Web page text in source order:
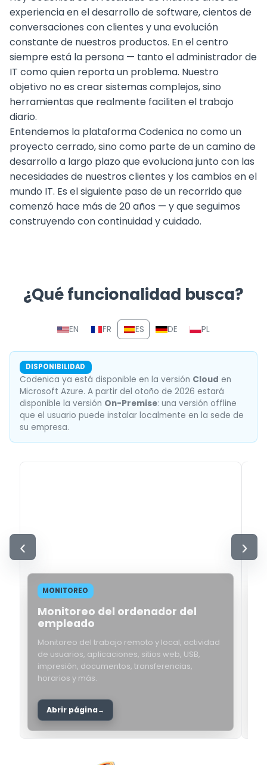
experiencia en el desarrollo de software, cientos de
conversaciones con clientes y una evolución
constante de nuestros productos. En el centro
siempre está la persona — tanto el administrador de
IT como quien reporta un problema. Nuestro
objetivo no es crear sistemas complejos, sino
herramientas que realmente faciliten el trabajo
diario.
Entendemos la plataforma Codenica no como un
proyecto cerrado, sino como parte de un camino de
desarrollo a largo plazo que evoluciona junto con las
necesidades de nuestros clientes y los cambios en el
mundo IT. Es el siguiente paso de un recorrido que
comenzó hace más de 20 años — y que seguimos
construyendo con continuidad y cuidado.
¿Qué funcionalidad busca?
Sección de navegación con
EN FR ES DE PL
DISPONIBILIDAD
Codenica ya está disponible en la versión Cloud en
Microsoft Azure. A partir del otoño de 2026 estará
disponible la versión On-Premise: una versión offline
que el usuario puede instalar localmente en la sede de
su empresa.
‹
MONITOREO
Monitoreo del ordenador del
empleado
Monitoreo del trabajo remoto y local, actividad
de usuarios, aplicaciones, sitios web, USB,
impresión, documentos, transferencias,
horarios y más.
Abrir página
›